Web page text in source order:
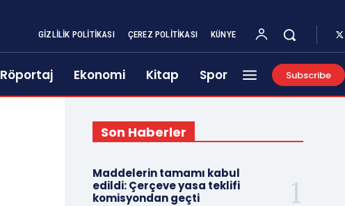
GIZLILIK POLITIKASI ÇEREZ POLITIKASI KÜNYE
Röportaj Ekonomi Kitap Spor Subscribe
Son Haberler
Maddelerin tamamı kabul
edildi: Çerçeve yasa teklifi
komisyondan geçti